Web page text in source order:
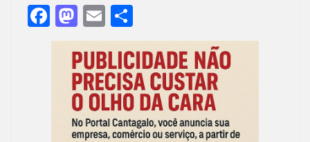
F
ac
M
as
to
d
o
n
E
m
ai
l
h
ar
e